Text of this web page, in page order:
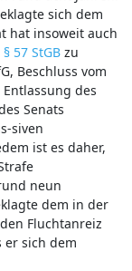
sich dem
hat insoweit auch
§ 57 StGBzu
Beschluss vom
des
Senats
siven
ist es daher,
neun
dem in der
Fluchtanreiz
er sich dem